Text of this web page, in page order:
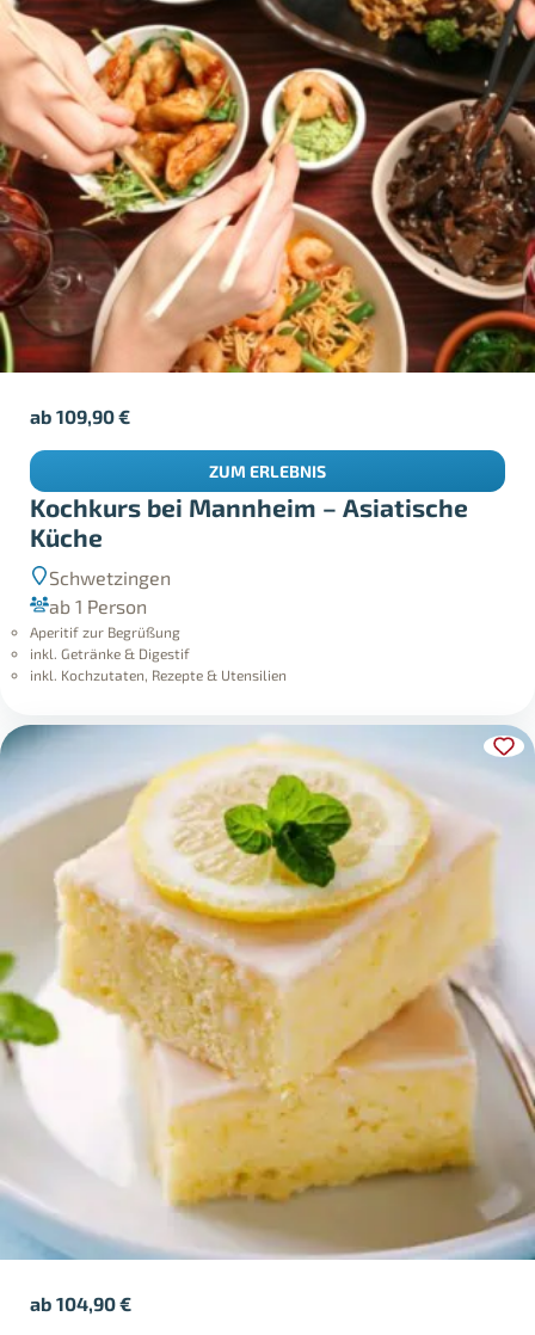
Kochkurs bei Mannheim – Asiatische
Küche
Schwetzingen
ab 1 Person
Aperitif zur Begrüßung
inkl. Getränke & Digestif
inkl. Kochzutaten, Rezepte & Utensilien
ab109,90€
ZUM ERLEBNIS
ab104,90€